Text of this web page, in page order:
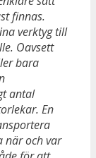
finnas.
verktyg till
Oavsett
bara
antal
En
när och var